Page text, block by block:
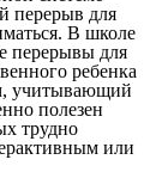
перерыв для
В школе
перерывы для
ребенка
учитывающий
полезен
трудно
или